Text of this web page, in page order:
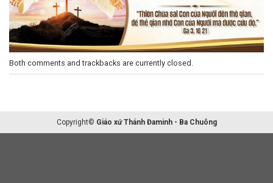
Both comments and trackbacks are currently closed.
Copyright© Giáo xứ Thánh Đaminh - Ba Chuông